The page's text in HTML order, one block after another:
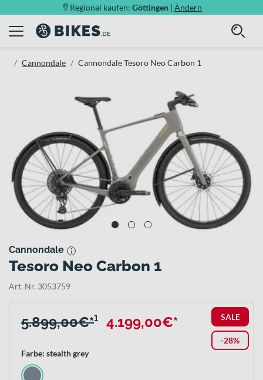
Regional kaufen: Göttingen | Ändern
Cannondale Cannondale Tesoro Neo Carbon 1
Cannondale
Tesoro Neo Carbon 1
Art. Nr. 3053759
SALE
-28%
5.899,00€*¹ 4.199,00€*
Farbe: stealth grey